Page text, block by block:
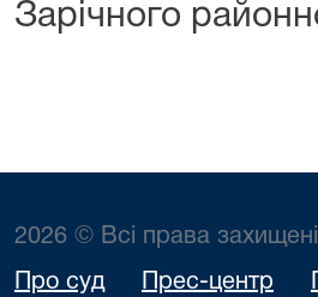
Зарічного
2026 © Всі права захищені
Про суд Прес-центр